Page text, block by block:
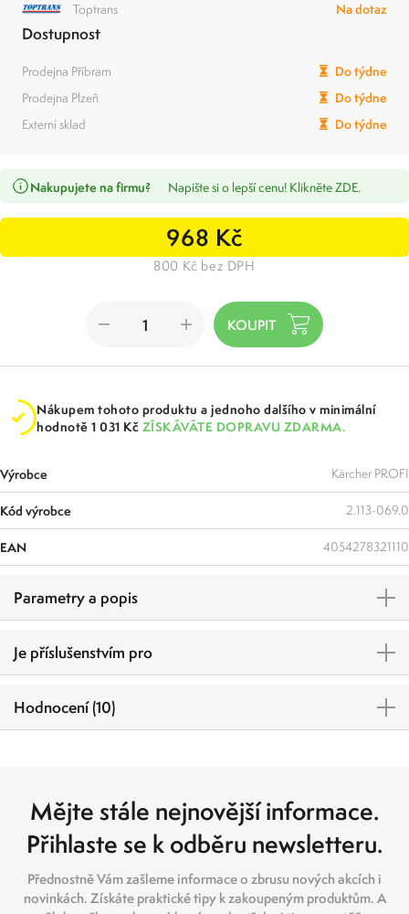
Toptrans
Na dotaz
Dostupnost
Prodejna Příbram
Do týdne
Prodejna Plzeň
Do týdne
Externí sklad
Do týdne
Nakupujete na firmu? Napište si o lepší cenu! Klikněte ZDE.
968 Kč
800 Kč bez DPH
Nákupem tohoto produktu a jednoho dalšího v minimální
hodnotě 1 031 Kč ZÍSKÁVÁTE DOPRAVU ZDARMA.
Výrobce Kärcher PROFI
Kód výrobce 2.113-069.0
EAN 4054278321110
Parametry a popis
Je příslušenstvím pro
Hodnocení (10)
Mějte stále nejnovější informace.
Přihlaste se k odběru newsletteru.
Přednostně Vám zašleme informace o zbrusu nových akcích i
novinkách. Získáte praktické tipy k zakoupeným produktům. A